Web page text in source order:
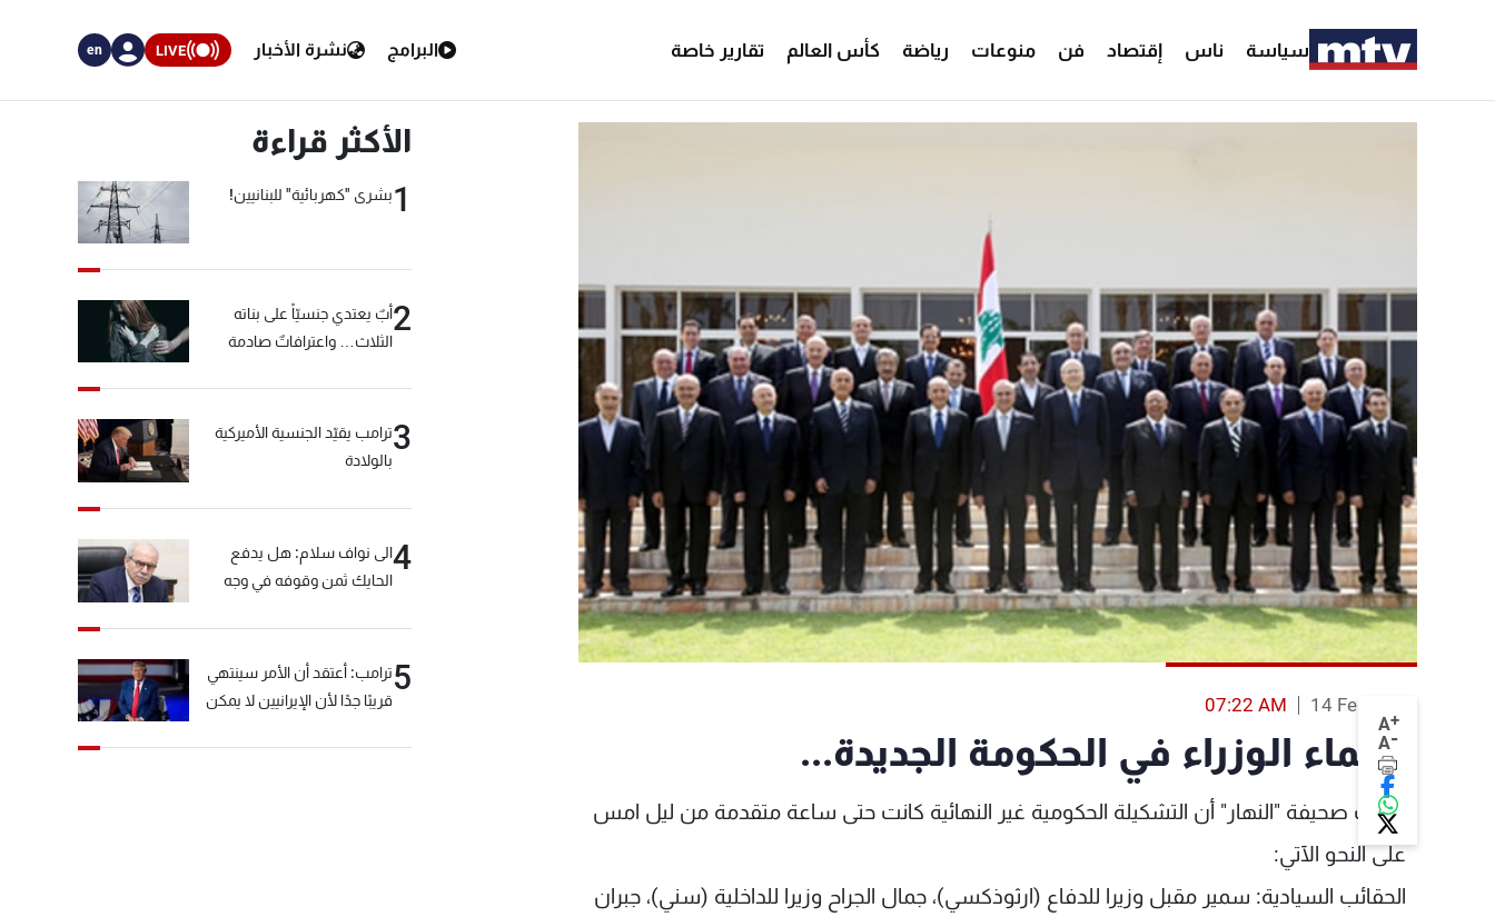
سياسة ناس إقتصاد فن منوعات رياضة كأس العالم تقارير خاصة البرامج نشرة الأخبار LIVE
en
A+
A-
14 Feb 2014
07:22 AM
أسماء الوزراء في الحكومة الجديدة...
علمت صحيفة "النهار" أن التشكيلة الحكومية غير النهائية كانت حتى ساعة متقدمة من ليل امس
على النحو الآتي:
الحقائب السيادية: سمير مقبل وزيرا للدفاع (ارثوذكسي)، جمال الجراح وزيرا للداخلية (سني)، جبران
الأكثر قراءة
1بشرى "كهربائية" للبنانيين!
2أبٌ يعتدي جنسيّاً على بناته
الثلاث… واعترافاتٌ صادمة
3ترامب يقيّد الجنسية الأميركية
بالولادة
4الى نواف سلام: هل يدفع
الحايك ثمن وقوفه في وجه
5ترامب: أعتقد أن الأمر سينتهي
قريبًا جدًا لأن الإيرانيين لا يمكن